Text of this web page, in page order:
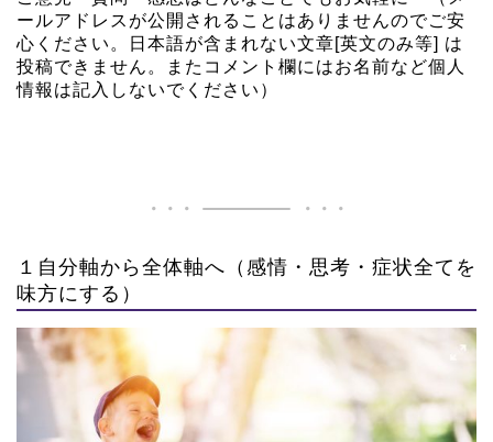
ールアドレスが公開されることはありませんのでご安
心ください。日本語が含まれない文章[英文のみ等] は
投稿できません。またコメント欄にはお名前など個人
情報は記入しないでください）
１自分軸から全体軸へ（感情・思考・症状全てを
味方にする）